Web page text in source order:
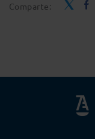
Comparte: